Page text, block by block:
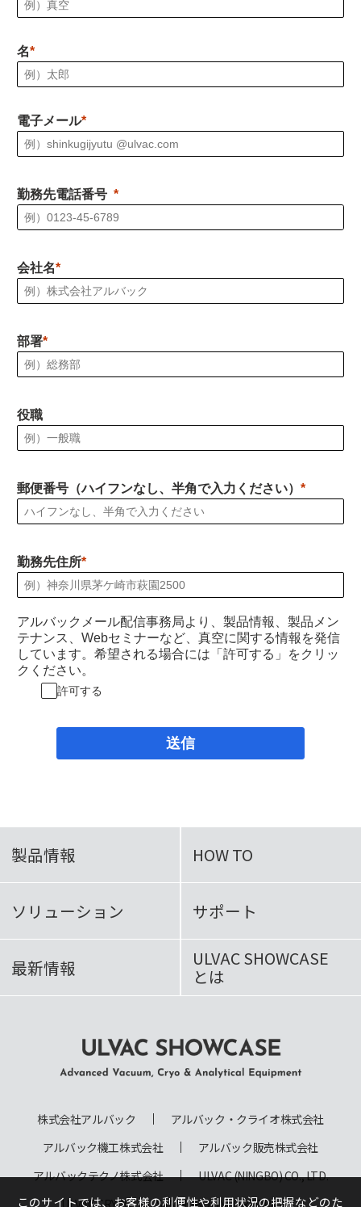
名
電子メール
勤務先電話番号
会社名
部署
役職
郵便番号（ハイフンなし、半角で入力ください）
勤務先住所
アルバックメール配信事務局より、製品情報、製品メン
テナンス、Webセミナーなど、真空に関する情報を発信
しています。希望される場合には「許可する」をクリッ
クください。
許可する
送信
製品情報 HOW TO
ソリューション サポート
最新情報 ULVAC SHOWCASE
とは
Vacuum, Cryo & Analytical
Equipment
株式会社アルバック
アルバック・クライオ株式会社
アルバック機工株式会社
アルバック販売株式会社
アルバックテクノ株式会社
ULVAC (NINGBO) CO., LTD.
ULVAC CRYOGENICS (NINGBO) INCORPORATED
このサイトでは、お客様の利便性や利用状況の把握などのた